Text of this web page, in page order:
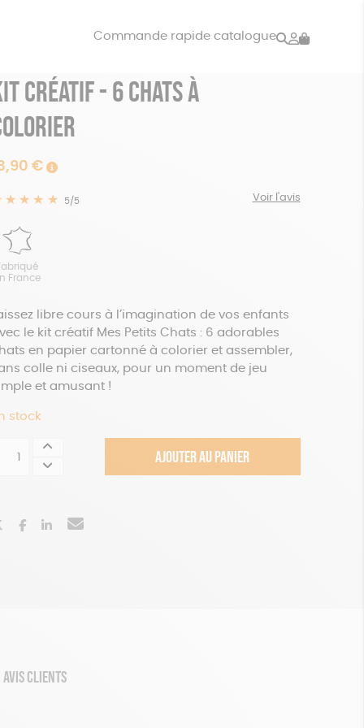
JEUX
Commande rapide catalogue Rechercher
Mon
créatif - 6 chats à
€
5/5 Voir l'avis
France
libre cours à l’imagination de vos enfants
le kit créatif Mes Petits Chats : 6 adorables
en papier cartonné à colorier et assembler,
colle ni ciseaux, pour un moment de jeu
et amusant !
stock
AJOUTER AU PANIER
AVIS CLIENTS